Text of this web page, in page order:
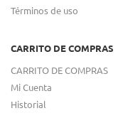
Términos de uso
CARRITO DE COMPRAS
CARRITO DE COMPRAS
Mi Cuenta
Historial